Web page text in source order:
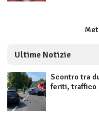
Ultime Notizie
Scontro tra
feriti, traffico